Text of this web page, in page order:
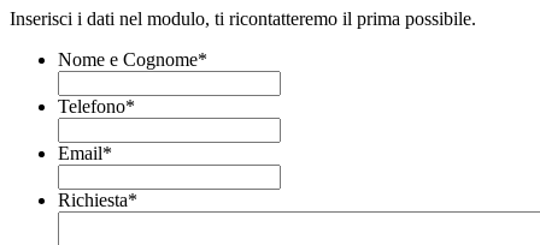
Inserisci i dati nel modulo, ti ricontatteremo il prima possibile.
Nome e Cognome*
Telefono*
Email*
Richiesta*